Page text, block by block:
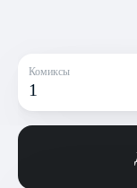
Комиксы
1